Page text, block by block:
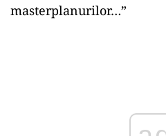
masterplanurilor…”